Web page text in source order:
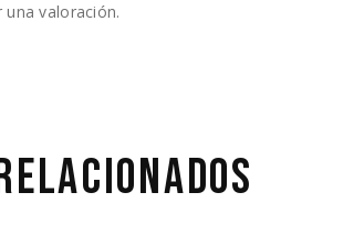
valoración.